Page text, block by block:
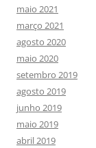
maio 2021
março 2021
agosto 2020
maio 2020
setembro 2019
agosto 2019
junho 2019
maio 2019
abril 2019